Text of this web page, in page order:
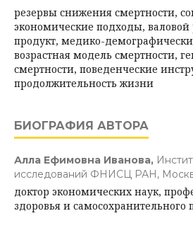
резервы снижения смертности,
экономические подходы,
продукт, медико-
возрастная модель смертности,
смертности, поведенческие
продолжительность жизни
БИОГРАФИЯ АВТОРА
Алла Ефимовна Иванова,
исследований ФНИСЦ РАН,
доктор экономических наук,
здоровья и самосохранительного